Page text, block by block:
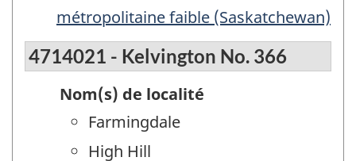
métropolitaine faible (Saskatchewan)
4714021 - Kelvington No. 366
Nom(s) de localité
Farmingdale
High Hill